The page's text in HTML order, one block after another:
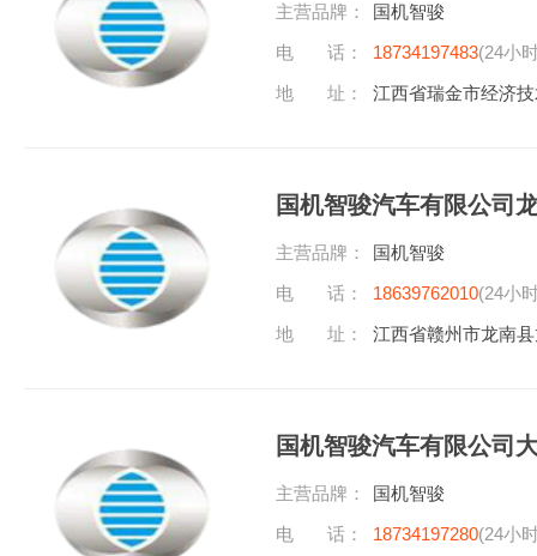
主营品牌：
国机智骏
电 话：
18734197483(24小
地 址：
江西省瑞金市经济
国机智骏汽车有限公司
主营品牌：
国机智骏
电 话：
18639762010(24小
地 址：
江西省赣州市龙南
国机智骏汽车有限公司
主营品牌：
国机智骏
电 话：
18734197280(24小